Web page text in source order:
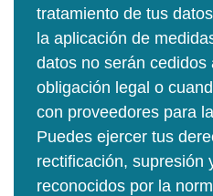
tratamiento de tus
la aplicación de
datos no serán cedidos
obligación legal o
con proveedores para
Puedes ejercer tus
rectificación, supresión
reconocidos por la